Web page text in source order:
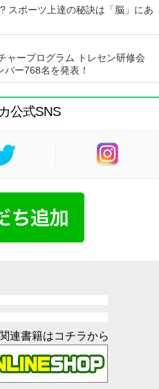
スポーツ上達の秘訣は「脳」にあ
ャープログラム トレセン研修会
ー768名を発表！
公式SNS
連書籍はコチラから